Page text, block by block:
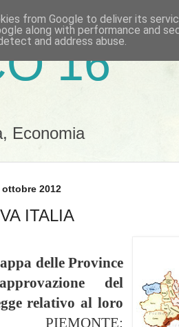
16
Economia
2012
ITALIA
delle Province
del
relativo al loro
PIEMONTE:
from Google to deliver its
along with performance and
and address abuse.